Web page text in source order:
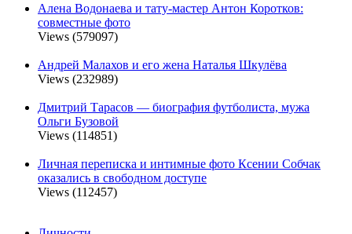
Алена Водонаева и тату-мастер Антон Коротков:
совместные фото
Views (579097)
Андрей Малахов и его жена Наталья Шкулёва
Views (232989)
Дмитрий Тарасов — биография футболиста, мужа
Ольги Бузовой
Views (114851)
Личная переписка и интимные фото Ксении Собчак
оказались в свободном доступе
Views (112457)